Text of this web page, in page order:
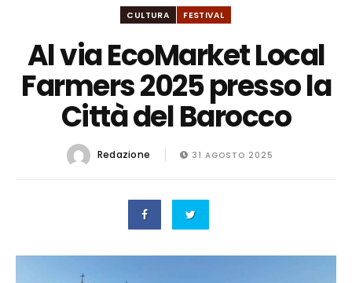
CULTURA FESTIVAL
Al via EcoMarket Local
Farmers 2025 presso la
Città del Barocco
Redazione 31 AGOSTO 2025